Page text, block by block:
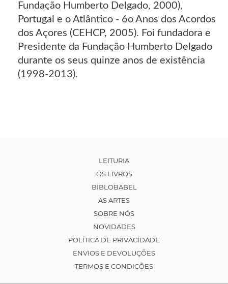
Fundação Humberto Delgado, 2000),
Portugal e o Atlântico - 6o Anos dos Acordos
dos Açores (CEHCP, 2005). Foi fundadora e
Presidente da Fundação Humberto Delgado
durante os seus quinze anos de existência
(1998-2013).
LEITURIA
OS LIVROS
BIBLOBABEL
AS ARTES
SOBRE NÓS
NOVIDADES
POLÍTICA DE PRIVACIDADE
ENVIOS E DEVOLUÇÕES
TERMOS E CONDIÇÕES